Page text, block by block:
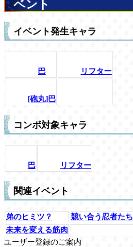
ベント
イベント発生キャラ
巴 リフター
[砲丸]巴
コンボ対象キャラ
巴 リフター
関連イベント
弟のヒミツ？
競い合う忍者たち
未来を変える筋肉
ユーザー登録のご案内